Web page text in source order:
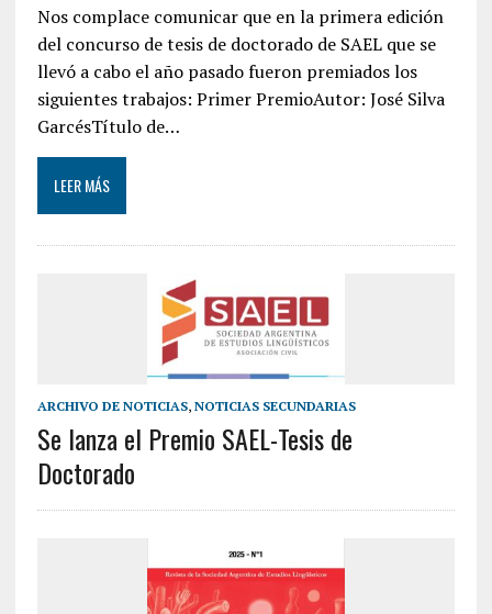
Nos complace comunicar que en la primera edición
del concurso de tesis de doctorado de SAEL que se
llevó a cabo el año pasado fueron premiados los
siguientes trabajos: Primer PremioAutor: José Silva
GarcésTítulo de…
LEER MÁS
ARCHIVO DE NOTICIAS, NOTICIAS SECUNDARIAS
Se lanza el Premio SAEL-Tesis de
Doctorado